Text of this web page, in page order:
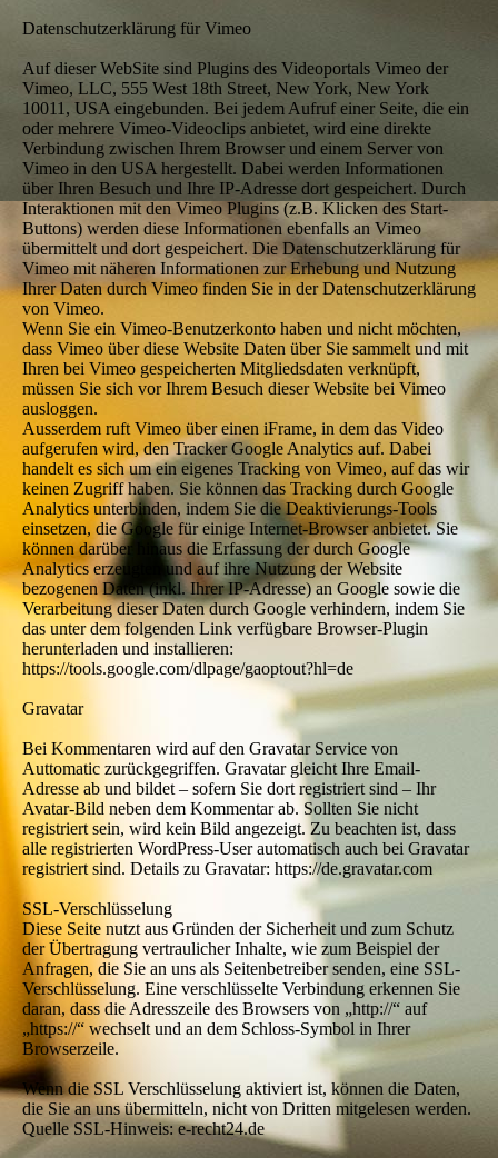
Datenschutzerklärung für Vimeo
Auf dieser WebSite sind Plugins des Videoportals Vimeo der
Vimeo, LLC, 555 West 18th Street, New York, New York
10011, USA eingebunden. Bei jedem Aufruf einer Seite, die ein
oder mehrere Vimeo-Videoclips anbietet, wird eine direkte
Verbindung zwischen Ihrem Browser und einem Server von
Vimeo in den USA hergestellt. Dabei werden Informationen
über Ihren Besuch und Ihre IP-Adresse dort gespeichert. Durch
Interaktionen mit den Vimeo Plugins (z.B. Klicken des Start-
Buttons) werden diese Informationen ebenfalls an Vimeo
übermittelt und dort gespeichert. Die Datenschutzerklärung für
Vimeo mit näheren Informationen zur Erhebung und Nutzung
Ihrer Daten durch Vimeo finden Sie in der Datenschutzerklärung
von Vimeo.
Wenn Sie ein Vimeo-Benutzerkonto haben und nicht möchten,
dass Vimeo über diese Website Daten über Sie sammelt und mit
Ihren bei Vimeo gespeicherten Mitgliedsdaten verknüpft,
müssen Sie sich vor Ihrem Besuch dieser Website bei Vimeo
ausloggen.
Ausserdem ruft Vimeo über einen iFrame, in dem das Video
aufgerufen wird, den Tracker Google Analytics auf. Dabei
handelt es sich um ein eigenes Tracking von Vimeo, auf das wir
keinen Zugriff haben. Sie können das Tracking durch Google
Analytics unterbinden, indem Sie die Deaktivierungs-Tools
einsetzen, die Google für einige Internet-Browser anbietet. Sie
können darüber hinaus die Erfassung der durch Google
Analytics erzeugten und auf ihre Nutzung der Website
bezogenen Daten (inkl. Ihrer IP-Adresse) an Google sowie die
Verarbeitung dieser Daten durch Google verhindern, indem Sie
das unter dem folgenden Link verfügbare Browser-Plugin
herunterladen und installieren:
https://tools.google.com/dlpage/gaoptout?hl=de
Gravatar
Bei Kommentaren wird auf den Gravatar Service von
Auttomatic zurückgegriffen. Gravatar gleicht Ihre Email-
Adresse ab und bildet – sofern Sie dort registriert sind – Ihr
Avatar-Bild neben dem Kommentar ab. Sollten Sie nicht
registriert sein, wird kein Bild angezeigt. Zu beachten ist, dass
alle registrierten WordPress-User automatisch auch bei Gravatar
registriert sind. Details zu Gravatar: https://de.gravatar.com
SSL-Verschlüsselung
Diese Seite nutzt aus Gründen der Sicherheit und zum Schutz
der Übertragung vertraulicher Inhalte, wie zum Beispiel der
Anfragen, die Sie an uns als Seitenbetreiber senden, eine SSL-
Verschlüsselung. Eine verschlüsselte Verbindung erkennen Sie
daran, dass die Adresszeile des Browsers von „http://“ auf
„https://“ wechselt und an dem Schloss-Symbol in Ihrer
Browserzeile.
Wenn die SSL Verschlüsselung aktiviert ist, können die Daten,
die Sie an uns übermitteln, nicht von Dritten mitgelesen werden.
Quelle SSL-Hinweis: e-recht24.de